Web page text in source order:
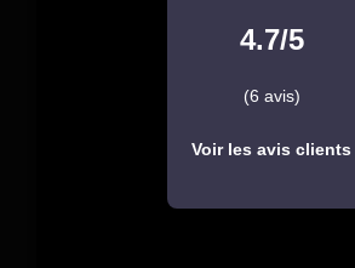
4.7/5
(6 avis)
Voir les avis clients